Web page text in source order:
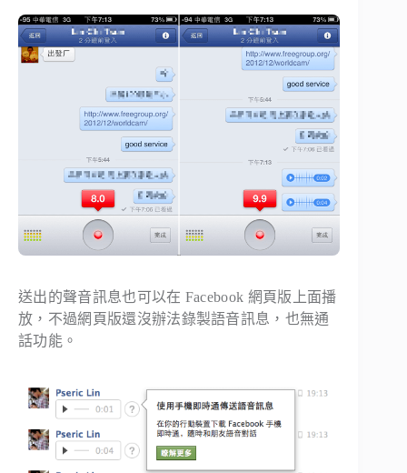
送出的聲音訊息也可以在 Facebook 網頁版上面播
放，不過網頁版還沒辦法錄製語音訊息，也無通
話功能。